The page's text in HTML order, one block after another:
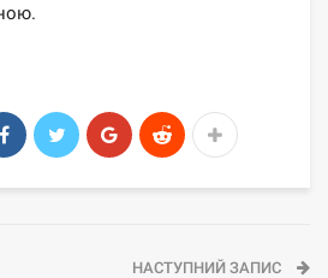
НАСТУПНИЙ ЗАПИС